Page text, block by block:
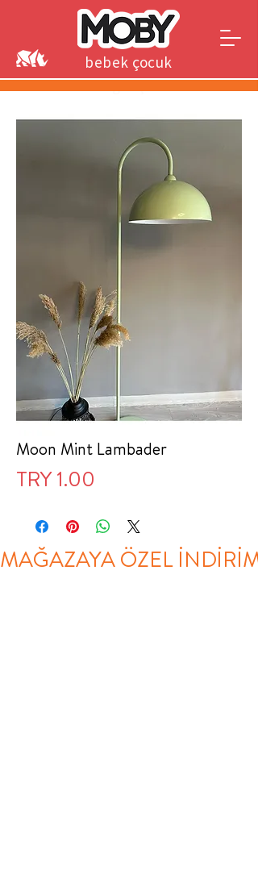
bebek çocuk
genç
Moon Mint Lambader
TRY 1.00
MAĞAZAYA ÖZEL İNDİRİM